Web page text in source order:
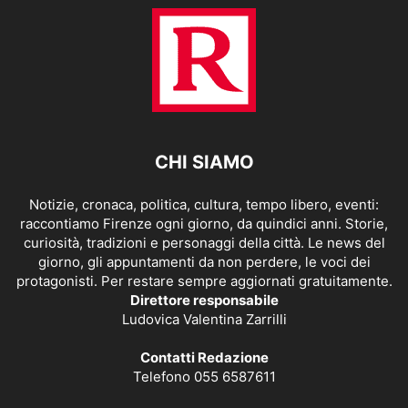
CHI SIAMO
Notizie, cronaca, politica, cultura, tempo libero, eventi:
raccontiamo Firenze ogni giorno, da quindici anni. Storie,
curiosità, tradizioni e personaggi della città. Le news del
giorno, gli appuntamenti da non perdere, le voci dei
protagonisti. Per restare sempre aggiornati gratuitamente.
Direttore responsabile
Ludovica Valentina Zarrilli
Contatti Redazione
Telefono 055 6587611